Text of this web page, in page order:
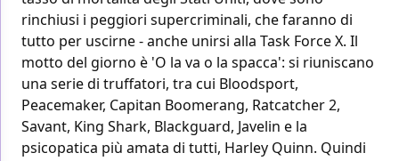
rinchiusi i peggiori supercriminali, che faranno di
tutto per uscirne - anche unirsi alla Task Force X. Il
motto del giorno è 'O la va o la spacca': si riuniscano
una serie di truffatori, tra cui Bloodsport,
Peacemaker, Capitan Boomerang, Ratcatcher 2,
Savant, King Shark, Blackguard, Javelin e la
psicopatica più amata di tutti, Harley Quinn. Quindi